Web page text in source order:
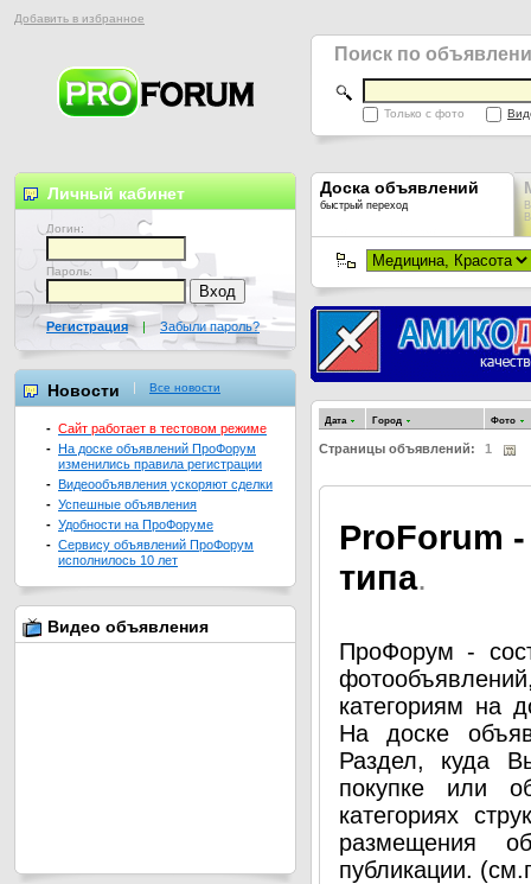
Добавить в избранное
Поиск по
Только с фото
Доска объявлений
быстрый переход
Дата Город Фото
Страницы объявлений: 1
ProForum
типа.
ПроФорум -
категориям на
На доске
Раздел, куда
покупке или
категориях
размещения
публикации.
Личный кабинет
Логин:
Пароль:
Регистрация | Забыли пароль?
Новости Все новости
- Сайт работает в тестовом режиме
- На доске объявлений ПроФорум
изменились правила регистрации
- Видеообъявления ускоряют сделки
- Успешные объявления
- Удобности на ПроФоруме
- Сервису объявлений ПроФорум
исполнилось 10 лет
Видео объявления